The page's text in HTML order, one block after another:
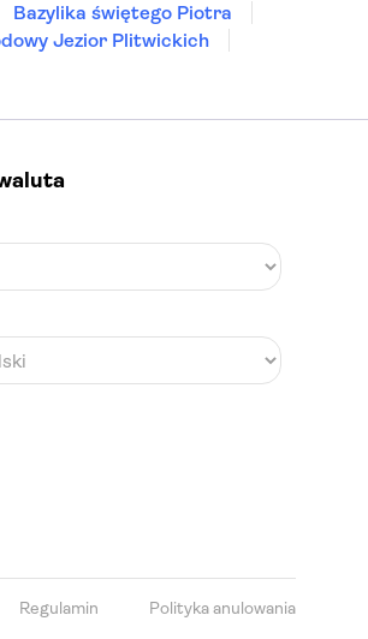
Bazylika świętego Piotra
Jezior Plitwickich
Regulamin Polityka anulowania